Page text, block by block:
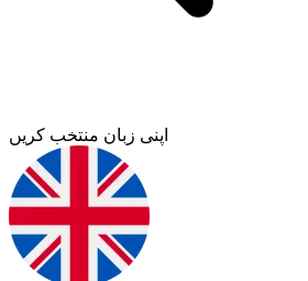
اپنی زبان منتخب کریں